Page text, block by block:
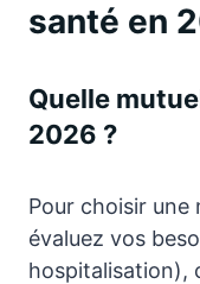
santé en
Quelle
2026 ?
Pour choisir une
évaluez vos
hospitalisation),